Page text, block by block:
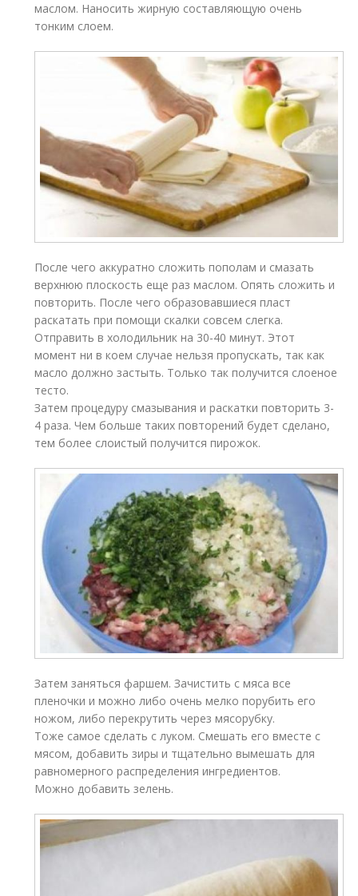
маслом. Наносить жирную составляющую очень
тонким слоем.
После чего аккуратно сложить пополам и смазать
верхнюю плоскость еще раз маслом. Опять сложить и
повторить. После чего образовавшиеся пласт
раскатать при помощи скалки совсем слегка.
Отправить в холодильник на 30-40 минут. Этот
момент ни в коем случае нельзя пропускать, так как
масло должно застыть. Только так получится слоеное
тесто.
Затем процедуру смазывания и раскатки повторить 3-
4 раза. Чем больше таких повторений будет сделано,
тем более слоистый получится пирожок.
Затем заняться фаршем. Зачистить с мяса все
пленочки и можно либо очень мелко порубить его
ножом, либо перекрутить через мясорубку.
Тоже самое сделать с луком. Смешать его вместе с
мясом, добавить зиры и тщательно вымешать для
равномерного распределения ингредиентов.
Можно добавить зелень.